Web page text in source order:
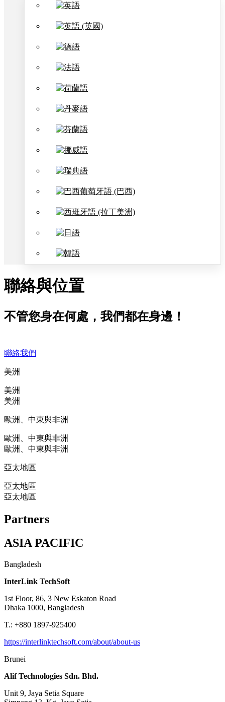
聯絡與位置
不管您身在何處，我們都在身邊！
聯絡我們
美洲
美洲
美洲
歐洲、中東與非洲
歐洲、中東與非洲
歐洲、中東與非洲
亞太地區
亞太地區
亞太地區
Partners
ASIA PACIFIC
Bangladesh
InterLink TechSoft
1st Floor, 86, 3 New Eskaton Road
Dhaka 1000, Bangladesh
T.: +880 1897-925400
https://interlinktechsoft.com/about/about-us
Brunei
Alif Technologies Sdn. Bhd.
Unit 9, Jaya Setia Square